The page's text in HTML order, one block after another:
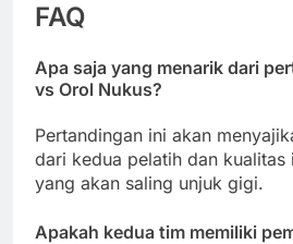
FAQ
Apa saja yang menarik dari
vs Orol Nukus?
Pertandingan ini akan
dari kedua pelatih dan kualitas
yang akan saling unjuk gigi.
Apakah kedua tim memiliki